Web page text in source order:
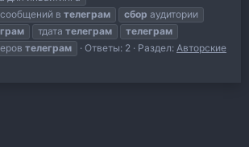
в телеграм сбор аудитории
тдата телеграм
телеграм
телеграм Ответы: 2 Раздел: Авторские